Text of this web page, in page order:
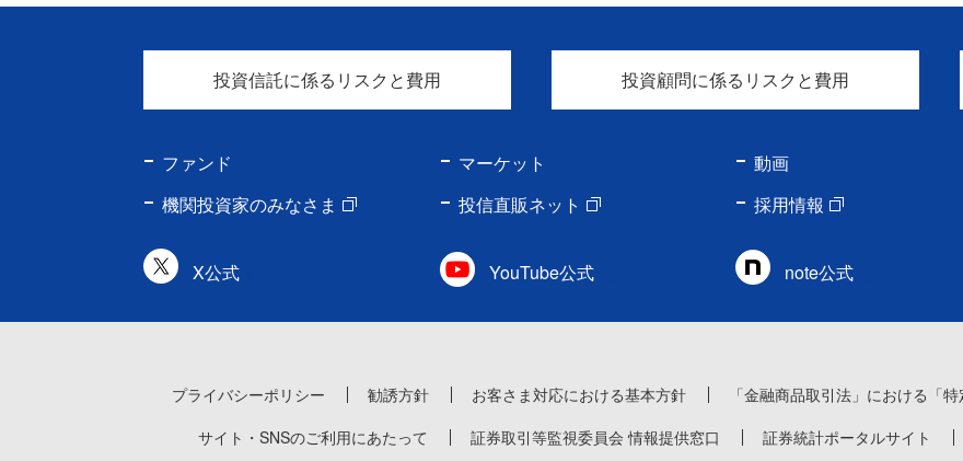
投資信託に係るリスクと費用 投資顧問に係るリスクと費用
ファンド マーケット 動画
機関投資家のみなさま
投信直販ネット 採用情報
X公式 YouTube公式 note公式
プライバシーポリシー 勧誘方針 お客さま対応における基本方針
「金融商品取引法」における「
サイト・SNSのご利用にあたって
証券取引等監視委員会 情報提供窓口 証券統計ポータルサイト